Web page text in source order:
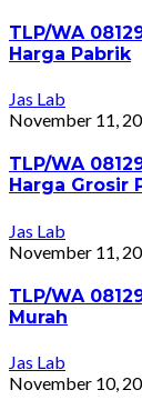
TLP/WA
Harga Pabrik
Jas Lab
November 11,
TLP/WA
Harga Grosir
Jas Lab
November 11,
TLP/WA
Murah
Jas Lab
November 10,